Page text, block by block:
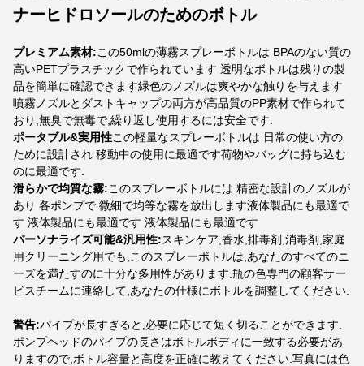
ナーヒドロソールのためのボトル
プレミアム素材:この50mlの薄霧スプレーボトルは BPAのない質の
高いPETプラスチックで作られています 透明なボトルは残りの製
品を簡単に確認できます緑色のノズルは爽やかな触りを与えます
噴霧ノズルとダストキャップの両方が高品質のPP素材で作られて
おり,無臭で無毒で,繰り返し使用するには安全です.
ポータブル&実用性この軽量なスプレーボトルは 日常の使い方の
ために設計され 移動中の使用に最適です荷物やバッグに持ち込む
のに最適です.
滑らかで均質な霧:このスプレーボトルには 精密な設計のノズルが
あり 各ポンプで 微細で均等な霧を放出します液体製品にも最適で
す 液体製品にも最適です 液体製品にも最適です
パーソナライズ可能&汎用性:スキンケア,香水,排毒剤,消毒剤,家庭
用クリーニング用でも,このスプレーボトルは,あなたのすべてのニ
ーズを満たすのに十分な多用性があります.瓶の色専門の顧客サー
ビスチームに連絡して,あなたの仕様にボトルを調整してください.
警告:パイプが長すぎると,必要に応じて短く切ることができます.
ポンプヘッドのパイプの長さはボトルボディに一致する必要があ
りますので,ボトル容量と高度を正確に教えてください.写真には色